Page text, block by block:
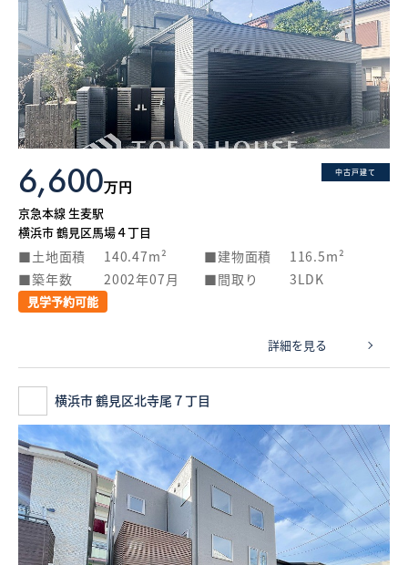
中古戸建て
6,600万円
京急本線 生麦駅
横浜市 鶴見区馬場４丁目
土地面積 140.47m² 建物面積
116.5m²
築年数
2002年07月 間取り 3LDK
見学予約可能
詳細を見る
横浜市 鶴見区北寺尾７丁目